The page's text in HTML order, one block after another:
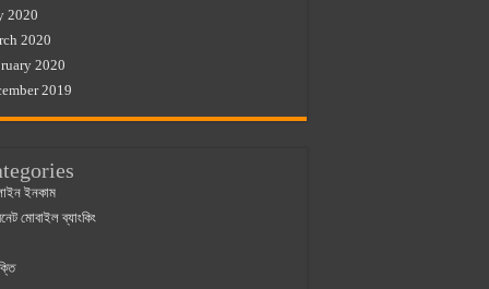
2020
2020
2020
2019
ইনকাম
মোবাইল ব্যাংকিং